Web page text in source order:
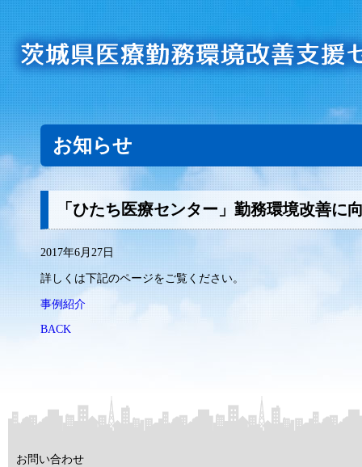
お知らせ
「ひたち医療センター」勤務環境改善に
2017年6月27日
詳しくは下記のページをご覧ください。
事例紹介
BACK
お問い合わせ